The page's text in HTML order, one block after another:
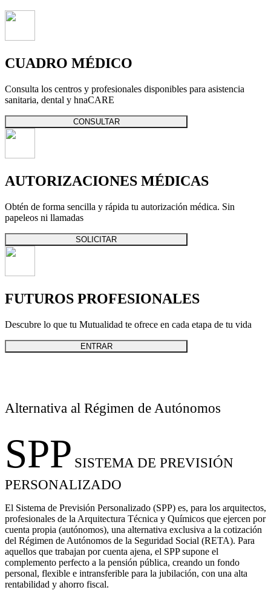
CUADRO MÉDICO
Consulta los centros y profesionales disponibles para asistencia
sanitaria, dental y hnaCARE
CONSULTAR
AUTORIZACIONES MÉDICAS
Obtén de forma sencilla y rápida tu autorización médica. Sin
papeleos ni llamadas
SOLICITAR
FUTUROS PROFESIONALES
Descubre lo que tu Mutualidad te ofrece en cada etapa de tu vida
ENTRAR
Alternativa al Régimen de Autónomos
SPP SISTEMA DE PREVISIÓN
PERSONALIZADO
El Sistema de Previsión Personalizado (SPP) es, para los arquitectos,
profesionales de la Arquitectura Técnica y Químicos que ejercen por
cuenta propia (autónomos), una alternativa exclusiva a la cotización
del Régimen de Autónomos de la Seguridad Social (RETA). Para
aquellos que trabajan por cuenta ajena, el SPP supone el
complemento perfecto a la pensión pública, creando un fondo
personal, flexible e intransferible para la jubilación, con una alta
rentabilidad y ahorro fiscal.